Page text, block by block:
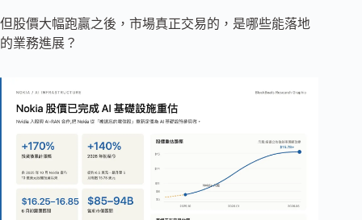
但股價大幅跑贏之後，市場真正交易的，是哪些能落地
的業務進展？